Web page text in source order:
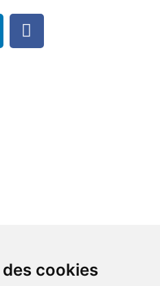
cookies